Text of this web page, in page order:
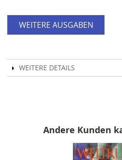
WEITERE AUSGABEN
WEITERE DETAILS
Andere Kunden